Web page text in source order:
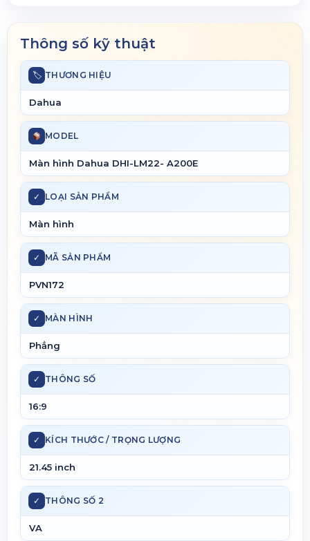
Thông số kỹ thuật
🏷 THƯƠNG HIỆU
Dahua
MODEL
Màn hình Dahua DHI-LM22- A200E
✓ LOẠI SẢN PHẨM
Màn hình
✓ MÃ SẢN PHẨM
PVN172
✓ MÀN HÌNH
Phẳng
✓ THÔNG SỐ
16:9
✓ KÍCH THƯỚC / TRỌNG LƯỢNG
21.45 inch
✓ THÔNG SỐ 2
VA